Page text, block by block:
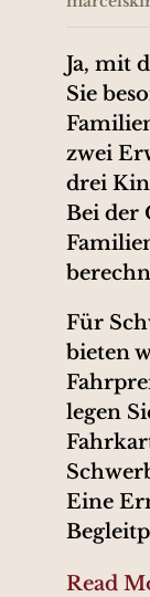
Ja, mit
Sie
zwei
drei
Bei der
Für
bieten
legen
Eine
Read